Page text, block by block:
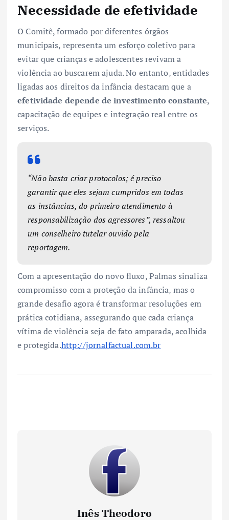
Necessidade de efetividade
O Comitê, formado por diferentes órgãos
municipais, representa um esforço coletivo para
evitar que crianças e adolescentes revivam a
violência ao buscarem ajuda. No entanto, entidades
ligadas aos direitos da infância destacam que a
efetividade depende de investimento constante,
capacitação de equipes e integração real entre os
serviços.
“Não basta criar protocolos; é preciso
garantir que eles sejam cumpridos em todas
as instâncias, do primeiro atendimento à
responsabilização dos agressores”, ressaltou
um conselheiro tutelar ouvido pela
reportagem.
Com a apresentação do novo fluxo, Palmas sinaliza
compromisso com a proteção da infância, mas o
grande desafio agora é transformar resoluções em
prática cotidiana, assegurando que cada criança
vítima de violência seja de fato amparada, acolhida
e protegida.http://jornalfactual.com.br
Inês Theodoro